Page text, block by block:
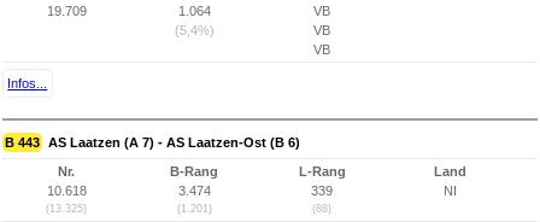
19.709
1.064
(5,4%)
VB
VB
VB
Infos...
B 443 AS Laatzen (A 7) - AS Laatzen-Ost (B 6)
Nr.
10.618
(13.325)
B-Rang
3.474
(1.201)
L-Rang
339
(88)
Land
NI